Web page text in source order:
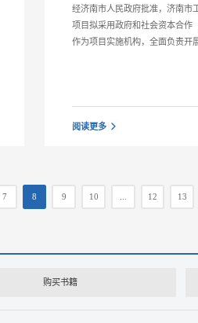
经济南市人民政府批准，济南市
项目拟采用政府和社会资本合作
作为项目实施机构，全面负责开
阅读更多
7 8 9 10 12 13
购买书籍